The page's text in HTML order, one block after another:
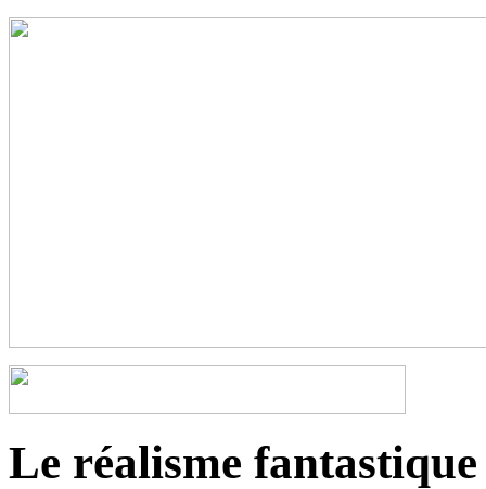
Le réalisme fantastique